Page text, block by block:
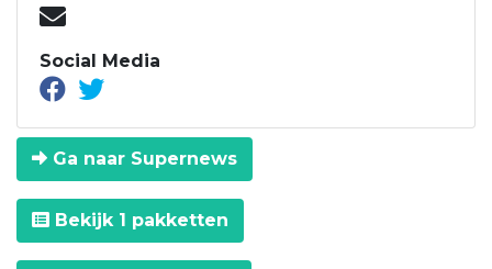
Social Media
Ga naar Supernews
Bekijk 1 pakketten